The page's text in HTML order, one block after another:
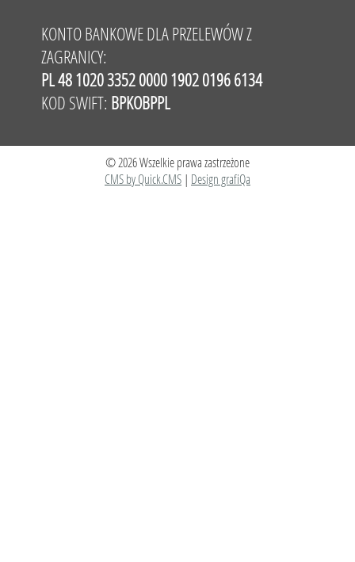
KONTO BANKOWE DLA PRZELEWÓW Z
ZAGRANICY:
PL 48 1020 3352 0000 1902 0196 6134
KOD SWIFT: BPKOBPPL
© 2026 Wszelkie prawa zastrzeżone
CMS by Quick.CMS | Design grafiQa